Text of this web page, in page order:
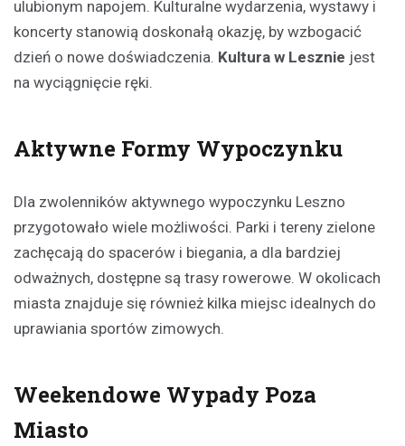
ulubionym napojem. Kulturalne wydarzenia, wystawy i
koncerty stanowią doskonałą okazję, by wzbogacić
dzień o nowe doświadczenia. Kultura w Lesznie jest
na wyciągnięcie ręki.
Aktywne Formy Wypoczynku
Dla zwolenników aktywnego wypoczynku Leszno
przygotowało wiele możliwości. Parki i tereny zielone
zachęcają do spacerów i biegania, a dla bardziej
odważnych, dostępne są trasy rowerowe. W okolicach
miasta znajduje się również kilka miejsc idealnych do
uprawiania sportów zimowych.
Weekendowe Wypady Poza
Miasto